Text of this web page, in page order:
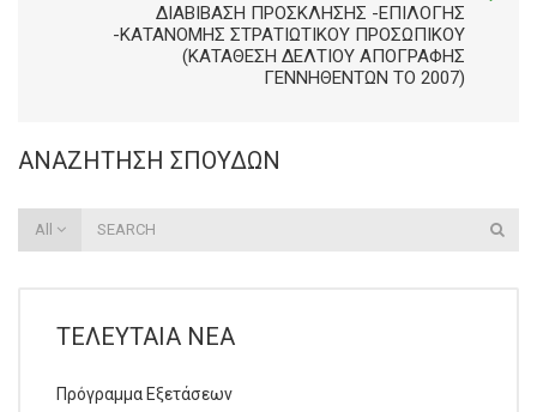
ΔΙΑΒΊΒΑΣΗ ΠΡΌΣΚΛΗΣΗΣ -ΕΠΙΛΟΓΉΣ
-ΚΑΤΑΝΟΜΉΣ ΣΤΡΑΤΙΩΤΙΚΟΎ ΠΡΟΣΩΠΙΚΟΎ
(ΚΑΤΆΘΕΣΗ ΔΕΛΤΊΟΥ ΑΠΟΓΡΑΦΉΣ
ΓΕΝΝΗΘΈΝΤΩΝ ΤΟ 2007)
ΑΝΑΖΉΤΗΣΗ ΣΠΟΥΔΏΝ
All
ΤΕΛΕΥΤΑΊΑ ΝΈΑ
Πρόγραμμα Εξετάσεων